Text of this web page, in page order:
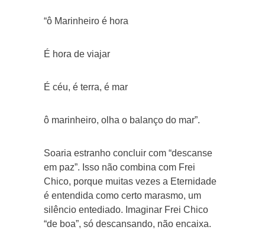
“ô Marinheiro é hora
É hora de viajar
É céu, é terra, é mar
ô marinheiro, olha o balanço do mar”.
Soaria estranho concluir com “descanse
em paz”. Isso não combina com Frei
Chico, porque muitas vezes a Eternidade
é entendida como certo marasmo, um
silêncio entediado. Imaginar Frei Chico
“de boa”, só descansando, não encaixa.